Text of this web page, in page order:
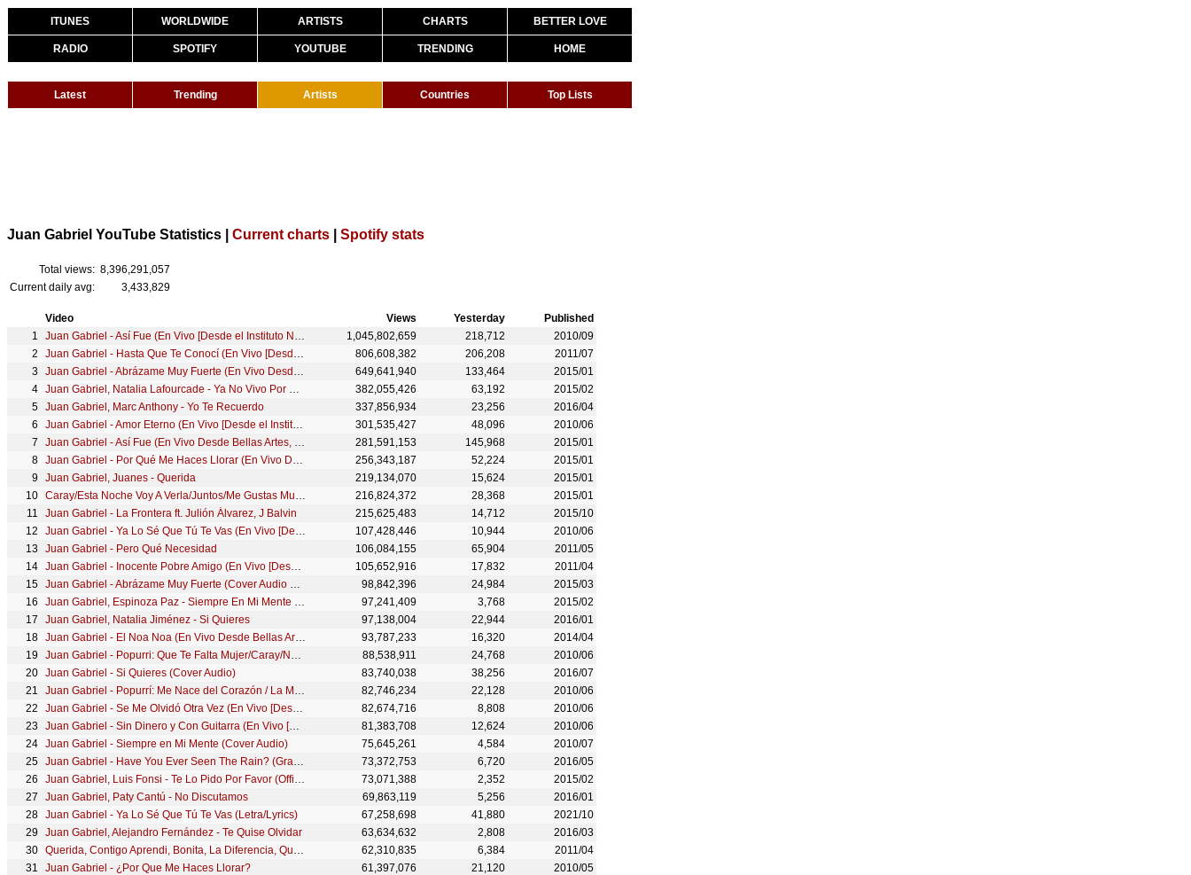
ITUNES WORLDWIDE ARTISTS CHARTS BETTER LOVE
RADIO SPOTIFY YOUTUBE TRENDING HOME
Latest Trending Artists Countries Top Lists
Juan Gabriel YouTube Statistics | Current charts Spotify stats
Total views: 8,396,291,057
Current daily avg:
3,433,829
Video Views Yesterday
Published
Juan Gabriel - Así Fue (En Vivo [Desde el Instituto Nacional de Bellas Artes])
1,045,802,659 218,712
2010/09
Juan Gabriel - Hasta Que Te Conocí (En Vivo [Desde el Instituto Nacional de Bellas Artes])
806,608,382 206,208
2011/07
Juan Gabriel - Abrázame Muy Fuerte (En Vivo Desde Bellas Artes, México/ 2013)
649,641,940 133,464
2015/01
Juan Gabriel, Natalia Lafourcade - Ya No Vivo Por Vivir (Official)
382,055,426 63,192
2015/02
Juan Gabriel, Marc Anthony - Yo Te Recuerdo
337,856,934 23,256
2016/04
Juan Gabriel - Amor Eterno (En Vivo [Desde el Instituto Nacional de Bellas Artes])
301,535,427 48,096
2010/06
Juan Gabriel - Así Fue (En Vivo Desde Bellas Artes, México/ 2013) ft. Isabel Pantoja
281,591,153 145,968
2015/01
Juan Gabriel - Por Qué Me Haces Llorar (En Vivo Desde Bellas Artes, México/ 2013)
256,343,187 52,224
2015/01
Juan Gabriel, Juanes - Querida
219,134,070 15,624
2015/01
Caray/Esta Noche Voy A Verla/Juntos/Me Gustas Mucho(En Vivo Desde Bellas Artes, México/2013/Medley)
216,824,372 28,368
2015/01
Juan Gabriel - La Frontera ft. Julión Álvarez, J Balvin
215,625,483 14,712
2015/10
Juan Gabriel - Ya Lo Sé Que Tú Te Vas (En Vivo [Desde el Instituto Nacional de Bellas Artes])
107,428,446 10,944
2010/06
Juan Gabriel - Pero Qué Necesidad
106,084,155 65,904
2011/05
Juan Gabriel - Inocente Pobre Amigo (En Vivo [Desde el Instituto Nacional de Bellas Artes])
105,652,916 17,832
2011/04
Juan Gabriel - Abrázame Muy Fuerte (Cover Audio Video)
98,842,396 24,984
2015/03
Juan Gabriel, Espinoza Paz - Siempre En Mi Mente (Official)
97,241,409 3,768
2015/02
Juan Gabriel, Natalia Jiménez - Si Quieres
97,138,004 22,944
2016/01
Juan Gabriel - El Noa Noa (En Vivo Desde Bellas Artes, México/ 2013)
93,787,233 16,320
2014/04
Juan Gabriel - Popurri: Que Te Falta Mujer/Caray/No Le Vaya A Suceder/Caray
88,538,911 24,768
2010/06
Juan Gabriel - Si Quieres (Cover Audio)
83,740,038 38,256
2016/07
Juan Gabriel - Popurrí: Me Nace del Corazón / La Muerte del Palomo / Me Nace del Corazón
82,746,234 22,128
2010/06
Juan Gabriel - Se Me Olvidó Otra Vez (En Vivo [Desde el Instituto Nacional de Bellas Artes])
82,674,716 8,808
2010/06
Juan Gabriel - Sin Dinero y Con Guitarra (En Vivo [Desde el Instituto Nacional de Bellas Artes])
81,383,708 12,624
2010/06
Juan Gabriel - Siempre en Mi Mente (Cover Audio)
75,645,261 4,584
2010/07
Juan Gabriel - Have You Ever Seen The Rain? (Gracias al Sol)
73,372,753 6,720
2016/05
Juan Gabriel, Luis Fonsi - Te Lo Pido Por Favor (Official)
73,071,388 2,352
2015/02
Juan Gabriel, Paty Cantú - No Discutamos
69,863,119 5,256
2016/01
Juan Gabriel - Ya Lo Sé Que Tú Te Vas (Letra/Lyrics)
67,258,698 41,880
2021/10
Juan Gabriel, Alejandro Fernández - Te Quise Olvidar
63,634,632 2,808
2016/03
Querida, Contigo Aprendi, Bonita, La Diferencia, Querida, Que Te Pasa, Toda La Vida, Mueva...
62,310,835 6,384
2011/04
Juan Gabriel - ¿Por Que Me Haces Llorar?
61,397,076 21,120
2010/05